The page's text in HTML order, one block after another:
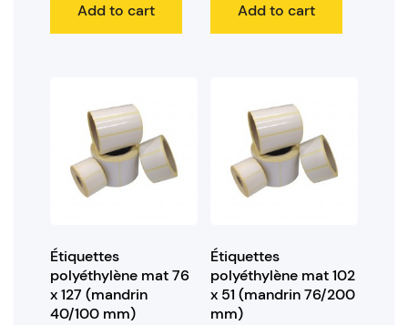
Add to cart Add to cart
Étiquettes
polyéthylène mat 76
x 127 (mandrin
40/100 mm)
Étiquettes
polyéthylène mat 102
x 51 (mandrin 76/200
mm)